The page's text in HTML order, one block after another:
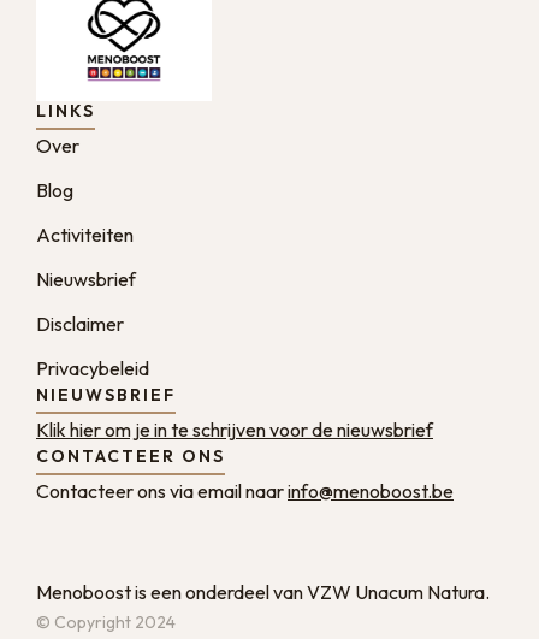
LINKS
Over
Blog
Activiteiten
Nieuwsbrief
Disclaimer
Privacybeleid
NIEUWSBRIEF
Klik hier om je in te schrijven voor de nieuwsbrief
CONTACTEER ONS
Contacteer ons via email naarinfo@menoboost.be
Menoboost is een onderdeel van VZW Unacum Natura.
© Copyright 2024